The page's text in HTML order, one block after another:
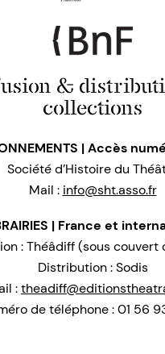
&
collections
| Accès
Société d’Histoire du
Mail : info@sht.asso.fr
| France et
: Théâdiff (sous couvert
Distribution : Sodis
:
de téléphone : 01 56